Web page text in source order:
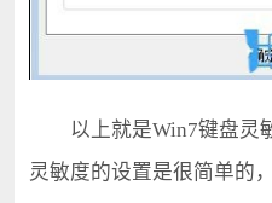
以上就是Win7键盘灵
灵敏度的设置是很简单的